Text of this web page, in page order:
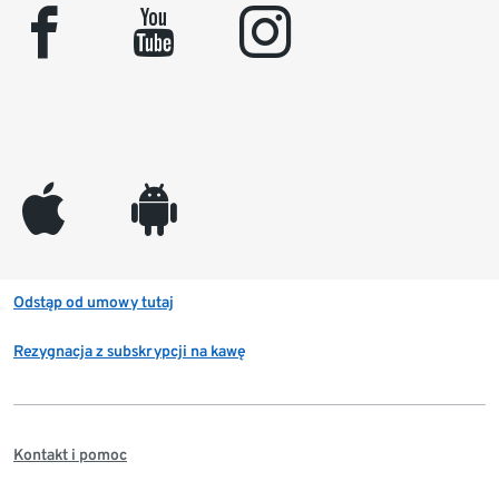
facebook youtube instagram
appleinc android
Odstąp od umowy tutaj
Rezygnacja z subskrypcji na kawę
Kontakt i pomoc